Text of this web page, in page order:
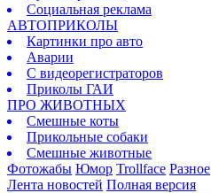
Социальная реклама
АВТОПРИКОЛЫ
Картинки про авто
Аварии
С видеорегистраторов
Приколы ГАИ
ПРО ЖИВОТНЫХ
Смешные коты
Прикольные собаки
Смешные животные
Фотожабы Юмор Trollface Разное
Лента новостей Полная версия